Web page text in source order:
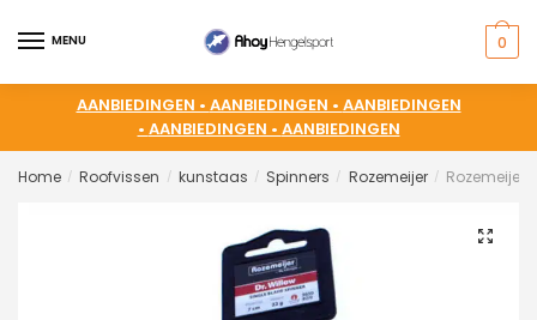
MENU 0
AANBIEDINGEN • AANBIEDINGEN • AANBIEDINGEN
• AANBIEDINGEN • AANBIEDINGEN
Home / Roofvissen / kunstaas / Spinners / Rozemeijer / Rozemeijer
🔍